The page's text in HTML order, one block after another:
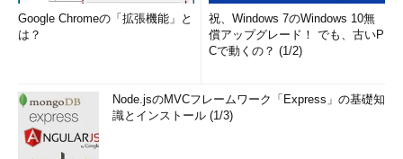
Google Chromeの「拡張機能」と
は？
祝、Windows 7のWindows 10無
償アップグレード！ でも、古いP
Cで動くの？ (1/2)
Node.jsのMVCフレームワーク「Express」の基礎知
識とインストール (1/3)